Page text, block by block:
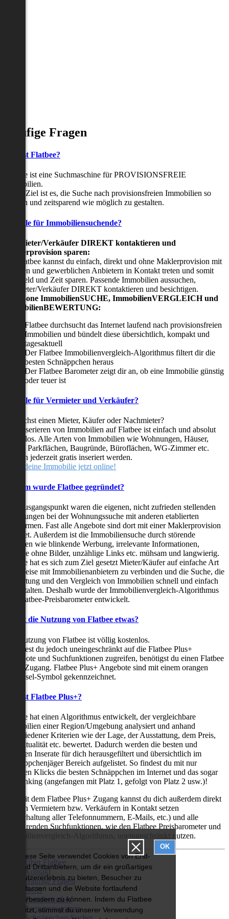
Diese Seite verwendet Cookies von Erst-
und Drittanbietern, um dir ein großartiges
Nutzererlebnis zu bieten, Besucher zu
erfassen und die Website fortlaufend
verbessern zu können. Indem du Flatbee
nutzt, stimmst du unserer Verwendung
OK
Häufige Fragen
Was ist Flatbee?
Flatbee ist eine Suchmaschine für PROVISIONSFREIE
Immobilien.
Unser Ziel ist es, die Suche nach provisionsfreien Immobilien so
einfach und zeitsparend wie möglich zu gestalten.
Vorteile für Immobiliensuchende?
Viermieter/Verkäufer DIREKT kontaktieren und
Maklerprovision sparen:
Mit Flatbee kannst du einfach, direkt und ohne Maklerprovision mit
privaten und gewerblichen Anbietern in Kontakt treten und somit
viel Geld und Zeit sparen. Passende Immobilien aussuchen,
Vermieter/Verkäufer DIREKT kontaktieren und besichtigen.
All-in-one ImmobilienSUCHE, ImmobilienVERGLEICH und
ImmobilienBEWERTUNG:
Flatbee durchsucht das Internet laufend nach provisionsfreien
Immobilien und bündelt diese übersichtlich, kompakt und
tagesaktuell
Der Flatbee Immobilienvergleich-Algorithmus filtert dir die
besten Schnäppchen heraus
Der Flatbee Barometer zeigt dir an, ob eine Immobilie günstig
oder teuer ist
Vorteile für Vermieter und Verkäufer?
Du suchst einen Mieter, Käufer oder Nachmieter?
Das Inserieren von Immobilien auf Flatbee ist einfach und absolut
kostenlos. Alle Arten von Immobilien wie Wohnungen, Häuser,
Villen, Parkflächen, Baugründe, Büroflächen, WG-Zimmer etc.
können jederzeit gratis inseriert werden.
Stelle deine Immobilie jetzt online!
Warum wurde Flatbee gegründet?
Der Ausgangspunkt waren die eigenen, nicht zufrieden stellenden
Erfahrungen bei der Wohnungssuche mit anderen etablierten
Plattformen. Fast alle Angebote sind dort mit einer Maklerprovision
behaftet. Außerdem ist die Immobiliensuche durch störende
Faktoren wie blinkende Werbung, irrelevante Informationen,
Inserate ohne Bilder, unzählige Links etc. mühsam und langwierig.
Flatbee hat es sich zum Ziel gesetzt Mieter/Käufer auf einfache Art
und Weise mit Immobilienanbietern zu verbinden und die Suche, die
Bewertung und den Vergleich von Immobilien schnell und einfach
zu gestalten. Deshalb wurde der Immobilienvergleich-Algorithmus
und Flatbee-Preisbarometer entwickelt.
Kostet die Nutzung von Flatbee etwas?
Die Nutzung von Flatbee ist völlig kostenlos.
Möchtest du jedoch uneingeschränkt auf die Flatbee Plus+
Angebote und Suchfunktionen zugreifen, benötigst du einen Flatbee
Plus+ Zugang. Flatbee Plus+ Angebote sind mit einem orangen
Schlüssel-Symbol gekennzeichnet.
Was ist Flatbee Plus+?
Flatbee hat einen Algorithmus entwickelt, der vergleichbare
Immobilien einer Region/Umgebung analysiert und anhand
verschiedener Kriterien wie der Lage, der Ausstattung, dem Preis,
der Aktualität etc. bewertet. Dadurch werden die besten und
neuesten Inserate für dich herausgefiltert und übersichtlich im
Schnäppchenjäger Bereich aufgelistet. So findest du mit nur
wenigen Klicks die besten Schnäppchen im Internet und das sogar
als Ranking (angefangen mit Platz 1, gefolgt von Platz 2 usw.)!
Nur mit dem Flatbee Plus+ Zugang kannst du dich außerdem direkt
mit den Vermietern bzw. Verkäufern in Kontakt setzen
(Freischaltung aller Telefonnummern, E-Mails, etc.) und alle
zeitsparenden Suchfunktionen, wie den Flatbee Preisbarometer und
Immobilienvergleich-Algorithmus, uneingeschränkt nutzen.
Über Flatbee
Kontakt
Häufige Fragen
AGB
Portalbetreiber
Partnerprogramm